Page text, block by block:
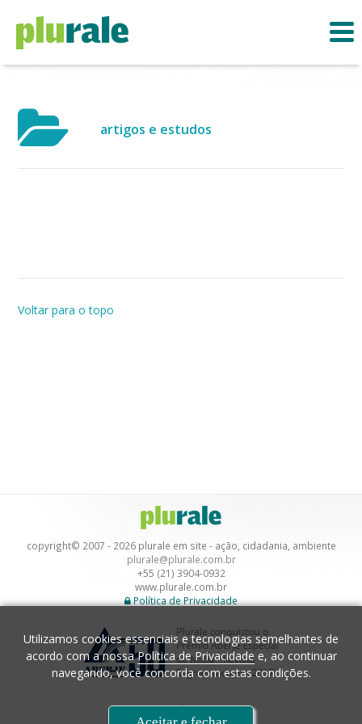
artigos e estudos
Voltar para o topo
copyright© 2007 - 2026 plurale em site - ação, cidadania, ambiente
plurale@plurale.com.br
+55 (21) 3904-0932
www.plurale.com.br
Política de Privacidade
Desenvolvimento
Utilizamos cookies essenciais e tecnologias semelhantes de
acordo com a nossaPolítica de Privacidadee, ao continuar
navegando, você concorda com estas condições.